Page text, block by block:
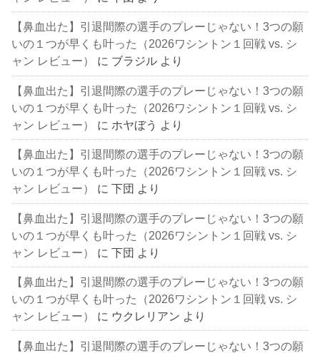
【鼻血出た】引退間際の選手のプレーじゃない！3つの願
いの１つが早くも叶った（2026ワシントン１回戦 vs. シ
ャン レビュー）
に ブラジル より
【鼻血出た】引退間際の選手のプレーじゃない！3つの願
いの１つが早くも叶った（2026ワシントン１回戦 vs. シ
ャン レビュー）
に ホヤぼう より
【鼻血出た】引退間際の選手のプレーじゃない！3つの願
いの１つが早くも叶った（2026ワシントン１回戦 vs. シ
ャン レビュー）
に下団 より
【鼻血出た】引退間際の選手のプレーじゃない！3つの願
いの１つが早くも叶った（2026ワシントン１回戦 vs. シ
ャン レビュー）
に下団 より
【鼻血出た】引退間際の選手のプレーじゃない！3つの願
いの１つが早くも叶った（2026ワシントン１回戦 vs. シ
ャン レビュー）
に ウクレリアン より
【鼻血出た】引退間際の選手のプレーじゃない！3つの願